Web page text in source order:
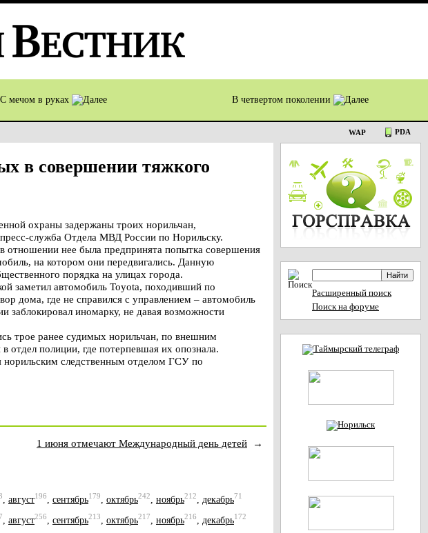
С мечом в руках В четвертом поколении
WAP PDA
в совершении тяжкого
охраны задержаны троих норильчан,
служба Отдела МВД России по Норильску.
отношении нее была предпринята попытка совершения
на котором они передвигались. Данную
порядка на улицах города.
заметил автомобиль Toyota, походивший по
дома, где не справился с управлением – автомобиль
заблокировал иномарку, не давая возможности
трое ранее судимых норильчан, по внешним
отдел полиции, где потерпевшая их опознала.
норильским следственным отделом ГСУ по
1 июня отмечают Международный день детей →
август196 сентябрь179 октябрь242 ноябрь212 декабрь71
, август256, сентябрь213, октябрь217, ноябрь216, декабрь172
Расширенный поиск
Поиск на форуме